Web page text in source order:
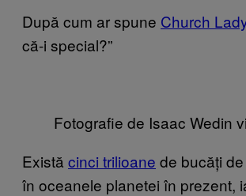
După cum ar spune Church
că-i special?”
Fotografie de Isaac Wedin
Există cinci trilioane de bucăți
în oceanele planetei în prezent,